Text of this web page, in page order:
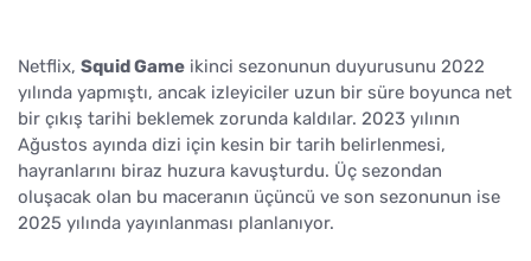
Netflix, Squid Game ikinci sezonunun duyurusunu 2022
yılında yapmıştı, ancak izleyiciler uzun bir süre boyunca net
bir çıkış tarihi beklemek zorunda kaldılar. 2023 yılının
Ağustos ayında dizi için kesin bir tarih belirlenmesi,
hayranlarını biraz huzura kavuşturdu. Üç sezondan
oluşacak olan bu maceranın üçüncü ve son sezonunun ise
2025 yılında yayınlanması planlanıyor.